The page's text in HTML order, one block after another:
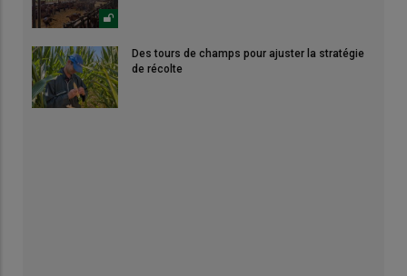
Des tours de champs pour ajuster la stratégie
de récolte